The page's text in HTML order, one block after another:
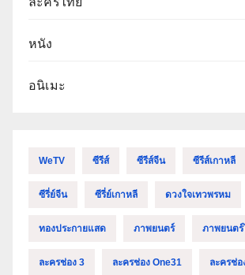
หนัง
อนิเมะ
WeTV ซีรีส์ ซีรีส์จีน ซีรีส์เกาหลี
ซีรี่ย์จีน ซีรี่ย์เกาหลี ดวงใจเทวพรหม
ทองประกายแสด ภาพยนตร์ ภาพยนตร์
ละครช่อง 3 ละครช่อง One31 ละครช่อ